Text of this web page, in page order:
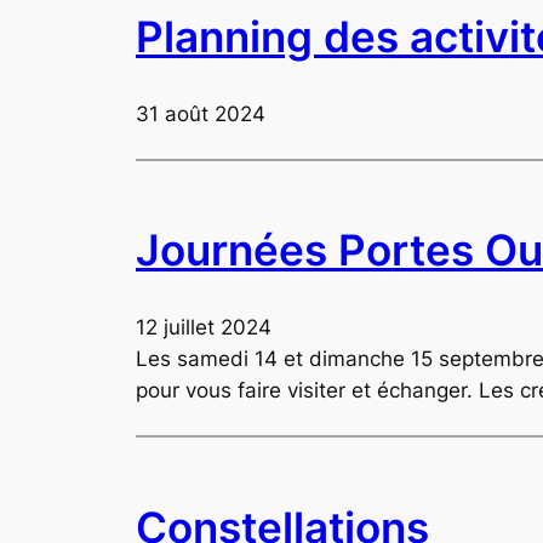
Planning des
31 août 2024
Journées Portes
12 juillet 2024
Les samedi 14 et dimanche 15
pour vous faire visiter et échanger. Les
Constellations